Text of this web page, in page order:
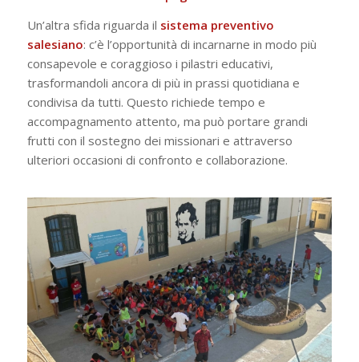
Un’altra sfida riguarda il sistema preventivo
salesiano: c’è l’opportunità di incarnarne in modo più
consapevole e coraggioso i pilastri educativi,
trasformandoli ancora di più in prassi quotidiana e
condivisa da tutti. Questo richiede tempo e
accompagnamento attento, ma può portare grandi
frutti con il sostegno dei missionari e attraverso
ulteriori occasioni di confronto e collaborazione.